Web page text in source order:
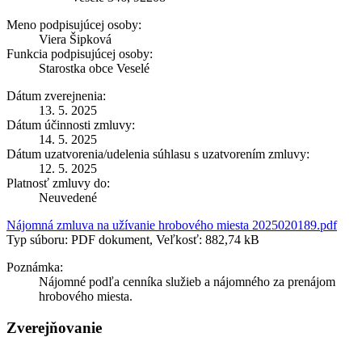
Meno podpisujúcej osoby:
Viera Šipková
Funkcia podpisujúcej osoby:
Starostka obce Veselé
Dátum zverejnenia:
13. 5. 2025
Dátum účinnosti zmluvy:
14. 5. 2025
Dátum uzatvorenia/udelenia súhlasu s uzatvorením zmluvy:
12. 5. 2025
Platnosť zmluvy do:
Neuvedené
Nájomná zmluva na užívanie hrobového miesta 2025020189.pdf
Typ súboru: PDF dokument, Veľkosť: 882,74 kB
Poznámka:
Nájomné podľa cenníka služieb a nájomného za prenájom
hrobového miesta.
Zverejňovanie